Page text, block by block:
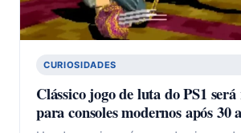
CURIOSIDADES
Clássico jogo de luta do PS1
para consoles modernos após 30